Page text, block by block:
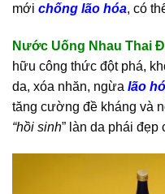
mới chống lão hóa, có
Nước Uống Nhau Thai
hữu công thức đột phá,
da, xóa nhăn, ngừa lão
tăng cường đề kháng và
“hồi sinh” làn da phái đẹp